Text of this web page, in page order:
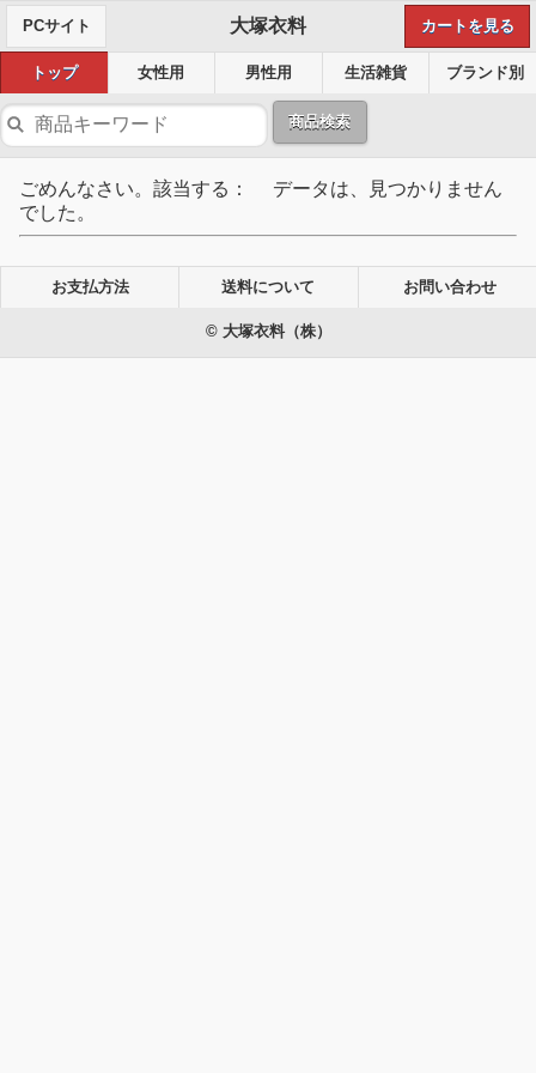
PCサイト 大塚衣料 カートを見る
トップ 女性用 男性用 生活雑貨 ブランド別
商品検索
ごめんなさい。該当する： データは、見つかりません
でした。
お支払方法 送料について お問い合わせ
© 大塚衣料（株）